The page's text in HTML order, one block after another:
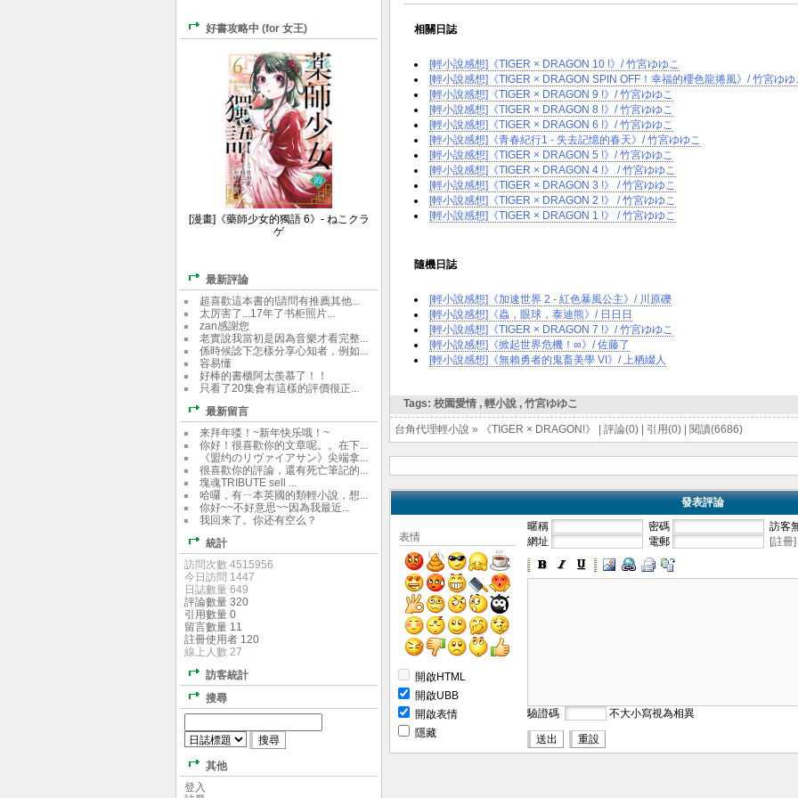
相關日誌
[輕小說感想]《TIGER × DRAGON 10 !》/ 竹宮ゆゆこ
[輕小說感想]《TIGER × DRAGON SPIN OFF！幸福的櫻色龍捲風》/ 竹宮ゆゆ
[輕小說感想]《TIGER × DRAGON 9 !》/ 竹宮ゆゆこ
[輕小說感想]《TIGER × DRAGON 8 !》/ 竹宮ゆゆこ
[輕小說感想]《TIGER × DRAGON 6 !》/ 竹宮ゆゆこ
[輕小說感想]《青春紀行1 - 失去記憶的春天》/ 竹宮ゆゆこ
[輕小說感想]《TIGER × DRAGON 5 !》/ 竹宮ゆゆこ
[輕小說感想]《TIGER × DRAGON 4 !》 / 竹宮ゆゆこ
[輕小說感想]《TIGER × DRAGON 3 !》 / 竹宮ゆゆこ
[輕小說感想]《TIGER × DRAGON 2 !》 / 竹宮ゆゆこ
[輕小說感想]《TIGER × DRAGON 1 !》 / 竹宮ゆゆこ
隨機日誌
[輕小說感想]《加速世界 2 - 紅色暴風公主》/ 川原礫
[輕小說感想]《蟲，眼球，泰迪熊》/ 日日日
[輕小說感想]《TIGER × DRAGON 7 !》/ 竹宮ゆゆこ
[輕小說感想]《掀起世界危機！∞》/ 佐藤了
[輕小說感想]《無賴勇者的鬼畜美學 VI》/ 上栖綴人
Tags: 校園愛情 , 輕小說 , 竹宮ゆゆこ
台角代理輕小說 » 《TIGER × DRAGON!》 評論(0) 引用(0) 閱讀(6686)
發表評論
表情
開啟HTML
開啟UBB
開啟表情
隱藏
暱稱 密碼
訪客
網址
電郵 [註冊]
驗證碼 不大小寫視為相異
好書攻略中 (for 女王)
[漫畫]《藥師少女的獨語 6》- ねこクラ
ゲ
最新評論
超喜歡這本書的!請問有推薦其他...
太厉害了...17年了书柜照片...
zan感謝您
老實說我當初是因為音樂才看完整...
係時候諗下怎樣分享心知者，例如...
容易懂
好棒的書櫃阿太羨慕了！！
只看了20集會有這樣的評價很正...
最新留言
来拜年喽！~新年快乐哦！~
你好！很喜歡你的文章呢。。在下...
《盟约のリヴァイアサン》尖端拿...
很喜歡你的評論，還有死亡筆記的...
塊魂TRIBUTE sell ...
哈囉，有ㄧ本英國的類輕小說，想...
你好~~不好意思~~因為我最近...
我回来了。你还有空么？
統計
訪問次數 4515956
今日訪問 1447
日誌數量 649
評論數量 320
引用數量 0
留言數量 11
註冊使用者 120
線上人數 27
訪客統計
搜尋
其他
登入